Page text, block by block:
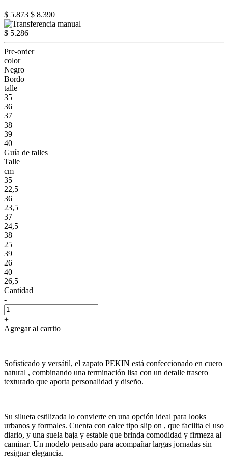
$ 5.873 $ 8.390
$ 5.286
Pre-order
color
Negro
Bordo
talle
35
36
37
38
39
40
Guía de talles
Talle
cm
35
22,5
36
23,5
37
24,5
38
25
39
26
40
26,5
Cantidad
-
+
Agregar al carrito
Sofisticado y versátil, el zapato PEKIN está confeccionado en cuero
natural , combinando una terminación lisa con un detalle trasero
texturado que aporta personalidad y diseño.
Su silueta estilizada lo convierte en una opción ideal para looks
urbanos y formales. Cuenta con calce tipo slip on , que facilita el uso
diario, y una suela baja y estable que brinda comodidad y firmeza al
caminar. Un modelo pensado para acompañar largas jornadas sin
resignar elegancia.